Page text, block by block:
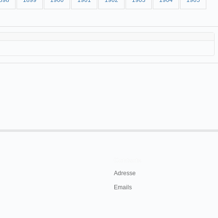
Adresse
Emails